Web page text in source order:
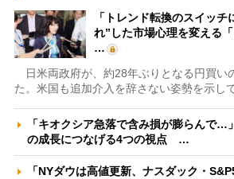
「トレンド転換のスイッ
れ”した市場心理を変える
…
日米両政府が、約28年ぶりとなる円買い
た。米国も追加介入を辞さない姿勢を示し
「キオクシア急落で含み損が膨らんで…
の成長につなげる4つの視点 …
「NYダウは高値更新、ナスダック・